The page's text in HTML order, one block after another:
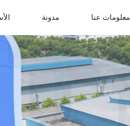
معلومات عنا مدونة